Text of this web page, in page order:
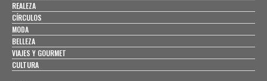
REALEZA
CÍRCULOS
MODA
BELLEZA
VIAJES Y GOURMET
CULTURA